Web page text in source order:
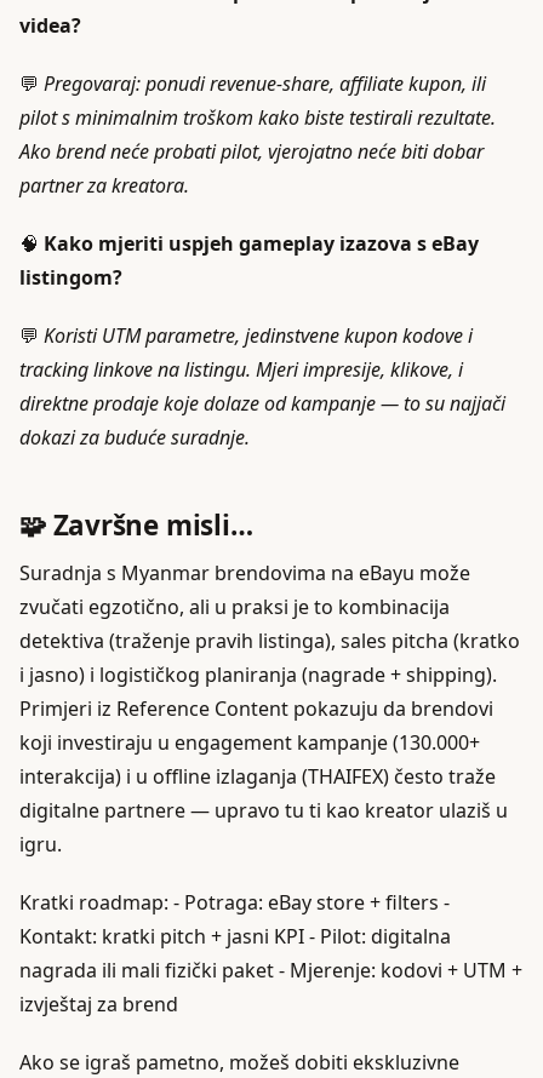
videa?
💬 Pregovaraj: ponudi revenue-share, affiliate kupon, ili
pilot s minimalnim troškom kako biste testirali rezultate.
Ako brend neće probati pilot, vjerojatno neće biti dobar
partner za kreatora.
🧠 Kako mjeriti uspjeh gameplay izazova s eBay
listingom?
💬 Koristi UTM parametre, jedinstvene kupon kodove i
tracking linkove na listingu. Mjeri impresije, klikove, i
direktne prodaje koje dolaze od kampanje — to su najjači
dokazi za buduće suradnje.
🧩 Završne misli…
Suradnja s Myanmar brendovima na eBayu može
zvučati egzotično, ali u praksi je to kombinacija
detektiva (traženje pravih listinga), sales pitcha (kratko
i jasno) i logističkog planiranja (nagrade + shipping).
Primjeri iz Reference Content pokazuju da brendovi
koji investiraju u engagement kampanje (130.000+
interakcija) i u offline izlaganja (THAIFEX) često traže
digitalne partnere — upravo tu ti kao kreator ulaziš u
igru.
Kratki roadmap: - Potraga: eBay store + filters -
Kontakt: kratki pitch + jasni KPI - Pilot: digitalna
nagrada ili mali fizički paket - Mjerenje: kodovi + UTM +
izvještaj za brend
Ako se igraš pametno, možeš dobiti ekskluzivne